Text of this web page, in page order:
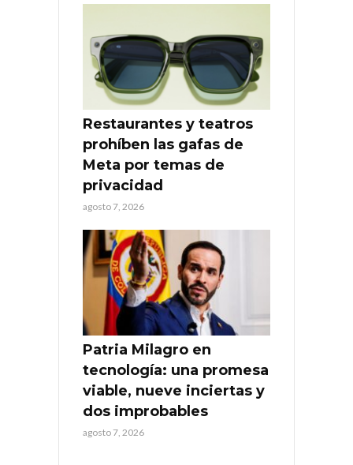
Restaurantes y teatros
prohíben las gafas de
Meta por temas de
privacidad
agosto 7, 2026
Patria Milagro en
tecnología: una promesa
viable, nueve inciertas y
dos improbables
agosto 7, 2026